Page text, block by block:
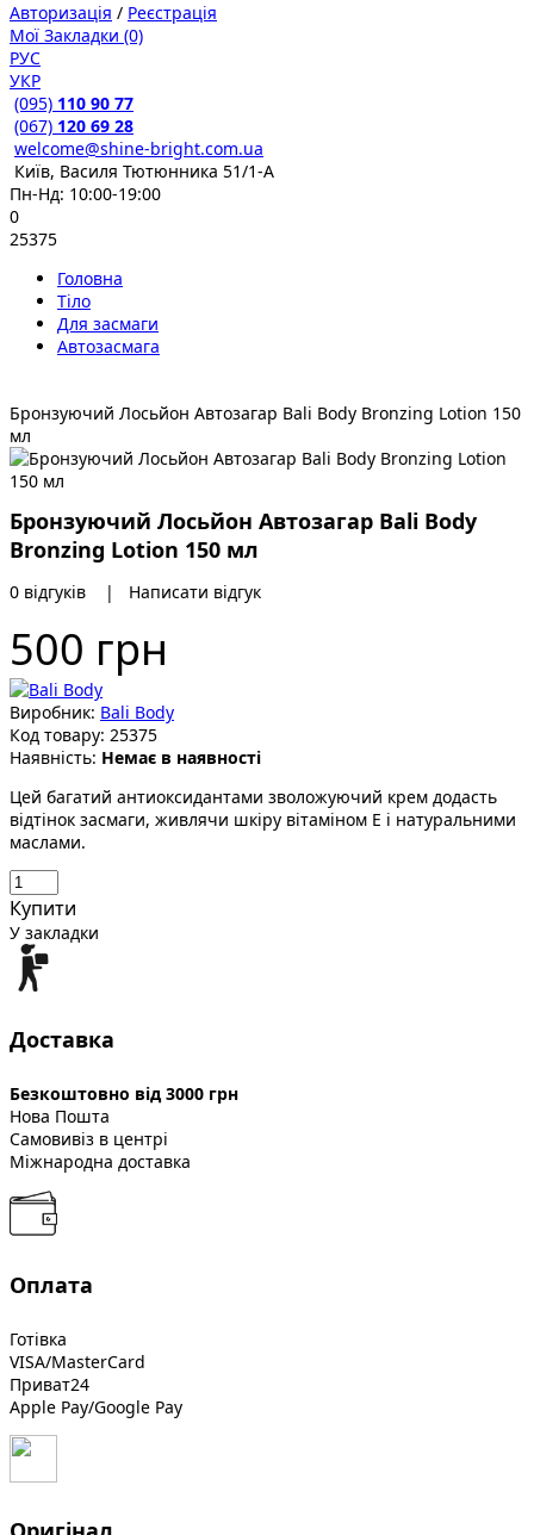
Авторизація / Реєстрація
Мої Закладки (0)
РУС
УКР
(095) 110 90 77
(067) 120 69 28
welcome@shine-bright.com.ua
Київ, Василя Тютюнника 51/1-А
Пн-Нд: 10:00-19:00
0
25375
Головна
Тіло
Для засмаги
Автозасмага
Бронзуючий Лосьйон Автозагар Bali Body Bronzing Lotion 150
мл
Бронзуючий Лосьйон Автозагар Bali Body
Bronzing Lotion 150 мл
0 відгуків | Написати відгук
500 грн
Виробник: Bali Body
Код товару: 25375
Наявність: Немає в наявності
Цей багатий антиоксидантами зволожуючий крем додасть
відтінок засмаги, живлячи шкіру вітаміном Е і натуральними
маслами.
Купити
У закладки
Доставка
Безкоштовно від 3000 грн
Нова Пошта
Самовивіз в центрі
Міжнародна доставка
Оплата
Готівка
VISA/MasterCard
Приват24
Apple Pay/Google Pay